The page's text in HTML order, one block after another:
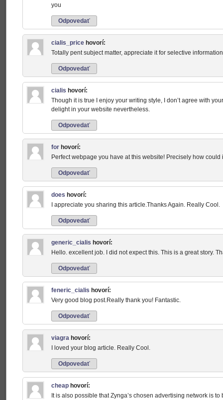
you
Odpovedať
cialis_price hovorí:
Totally pent subject matter, appreciate it for selective
Odpovedať
cialis hovorí:
Though it is true I enjoy your writing style, I don’t agree with
delight in your website nevertheless.
Odpovedať
for hovorí:
Perfect webpage you have at this website! Precisely how
Odpovedať
does hovorí:
I appreciate you sharing this article.Thanks Again. Really Cool.
Odpovedať
generic_cialis hovorí:
Hello. excellent job. I did not expect this. This is a great story.
Odpovedať
feneric_cialis hovorí:
Very good blog post.Really thank you! Fantastic.
Odpovedať
viagra hovorí:
I loved your blog article. Really Cool.
Odpovedať
cheap hovorí:
It is also possible that Zynga’s chosen advertising network is to